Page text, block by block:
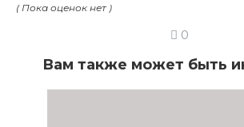
( Пока оценок нет )
0
Вам также может быть